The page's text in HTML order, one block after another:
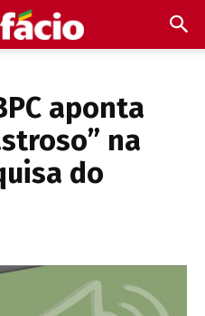
aponta
na
do